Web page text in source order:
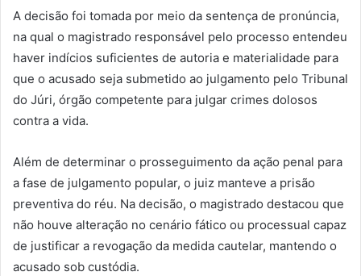
A decisão foi tomada por meio da sentença de pronúncia,
na qual o magistrado responsável pelo processo entendeu
haver indícios suficientes de autoria e materialidade para
que o acusado seja submetido ao julgamento pelo Tribunal
do Júri, órgão competente para julgar crimes dolosos
contra a vida.
Além de determinar o prosseguimento da ação penal para
a fase de julgamento popular, o juiz manteve a prisão
preventiva do réu. Na decisão, o magistrado destacou que
não houve alteração no cenário fático ou processual capaz
de justificar a revogação da medida cautelar, mantendo o
acusado sob custódia.